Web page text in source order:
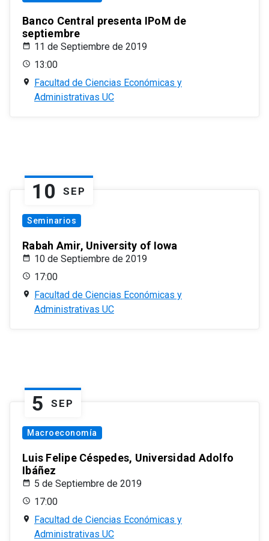
Banco Central presenta IPoM de
septiembre
11 de Septiembre de 2019
13:00
Facultad de Ciencias Económicas y
Administrativas UC
10 SEP
Seminarios
Rabah Amir, University of Iowa
10 de Septiembre de 2019
17:00
Facultad de Ciencias Económicas y
Administrativas UC
5 SEP
Macroeconomía
Luis Felipe Céspedes, Universidad Adolfo
Ibáñez
5 de Septiembre de 2019
17:00
Facultad de Ciencias Económicas y
Administrativas UC